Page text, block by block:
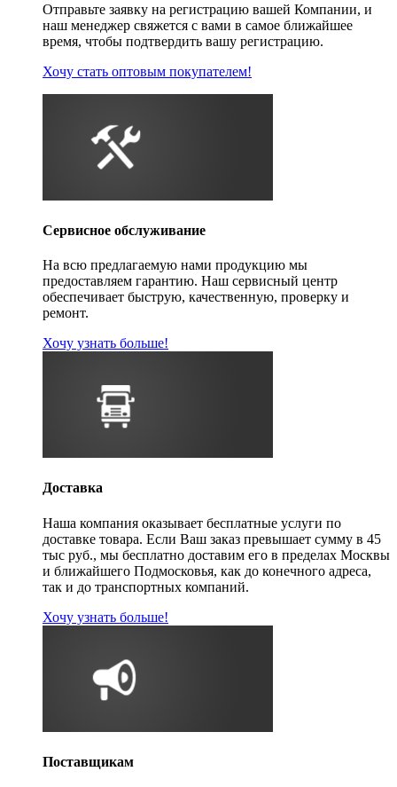
Отправьте заявку на регистрацию вашей Компании, и
наш менеджер свяжется с вами в самое ближайшее
время, чтобы подтвердить вашу регистрацию.
Хочу стать оптовым покупателем!
Сервисное обслуживание
На всю предлагаемую нами продукцию мы
предоставляем гарантию. Наш сервисный центр
обеспечивает быструю, качественную, проверку и
ремонт.
Хочу узнать больше!
Доставка
Наша компания оказывает бесплатные услуги по
доставке товара. Если Ваш заказ превышает сумму в 45
тыс руб., мы бесплатно доставим его в пределах Москвы
и ближайшего Подмосковья, как до конечного адреса,
так и до транспортных компаний.
Хочу узнать больше!
Поставщикам